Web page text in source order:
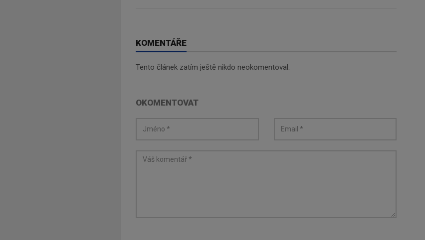
KOMENTÁŘE
Tento článek zatím ještě nikdo neokomentoval.
OKOMENTOVAT